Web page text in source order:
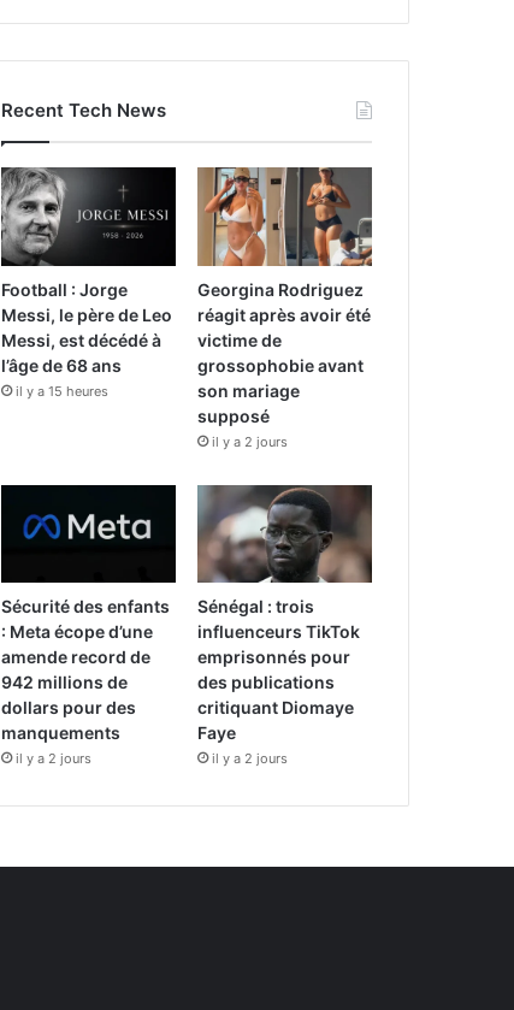
Recent Tech News
Football : Jorge
Messi, le père de Leo
Messi, est décédé à
l’âge de 68 ans
il y a 15 heures
Georgina Rodriguez
réagit après avoir été
victime de
grossophobie avant
son mariage
supposé
il y a 2 jours
Sécurité des enfants
: Meta écope d’une
amende record de
942 millions de
dollars pour des
manquements
il y a 2 jours
Sénégal : trois
influenceurs TikTok
emprisonnés pour
des publications
critiquant Diomaye
Faye
il y a 2 jours